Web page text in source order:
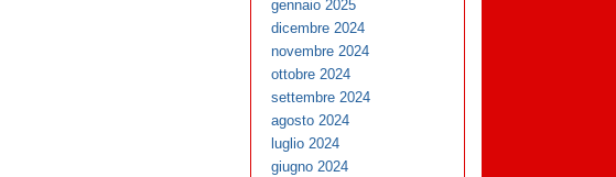
gennaio 2025
dicembre 2024
novembre 2024
ottobre 2024
settembre 2024
agosto 2024
luglio 2024
giugno 2024